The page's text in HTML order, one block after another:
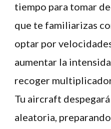
tiempo para tomar
que te familiarizas
optar por
aumentar la
recoger
Tu aircraft
aleatoria,